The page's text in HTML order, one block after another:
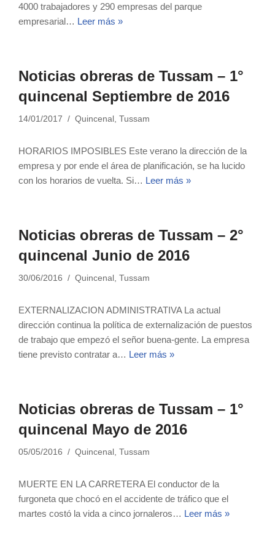
4000 trabajadores y 290 empresas del parque
empresarial… Leer más »
Noticias obreras de Tussam – 1°
quincenal Septiembre de 2016
14/01/2017 Quincenal , Tussam
HORARIOS IMPOSIBLES Este verano la dirección de la
empresa y por ende el área de planificación, se ha lucido
con los horarios de vuelta. Si… Leer más »
Noticias obreras de Tussam – 2°
quincenal Junio de 2016
30/06/2016 Quincenal , Tussam
EXTERNALIZACION ADMINISTRATIVA La actual
dirección continua la política de externalización de puestos
de trabajo que empezó el señor buena-gente. La empresa
tiene previsto contratar a… Leer más »
Noticias obreras de Tussam – 1°
quincenal Mayo de 2016
05/05/2016 Quincenal , Tussam
MUERTE EN LA CARRETERA El conductor de la
furgoneta que chocó en el accidente de tráfico que el
martes costó la vida a cinco jornaleros… Leer más »